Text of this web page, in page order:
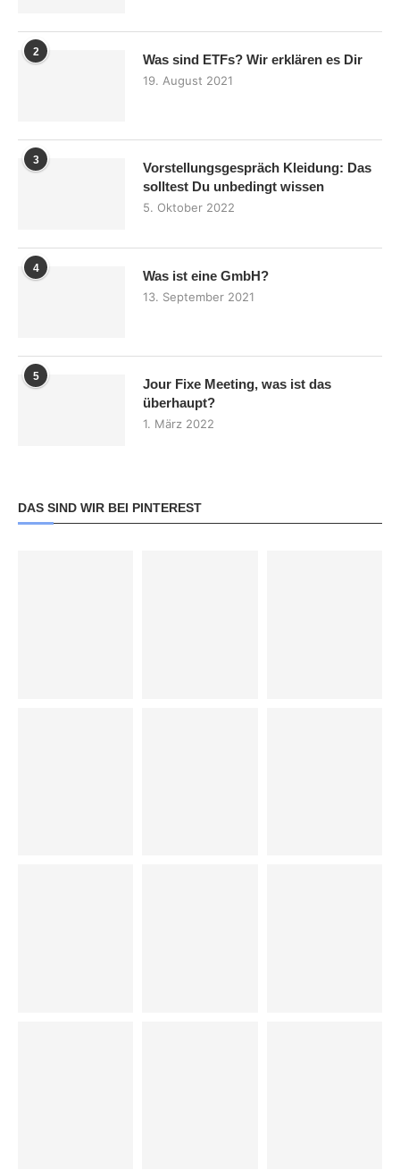
2
Was sind ETFs? Wir erklären es Dir
19. August 2021
3
Vorstellungsgespräch Kleidung: Das
solltest Du unbedingt wissen
5. Oktober 2022
4
Was ist eine GmbH?
13. September 2021
5
Jour Fixe Meeting, was ist das
überhaupt?
1. März 2022
DAS SIND WIR BEI PINTEREST